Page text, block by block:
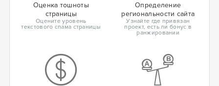
Оценка тошноты
страницы
Оцените уровень
текстового спама страницы
Определение
региональности сайта
Узнайте где привязан
проект, есть ли бонус в
ранжировании